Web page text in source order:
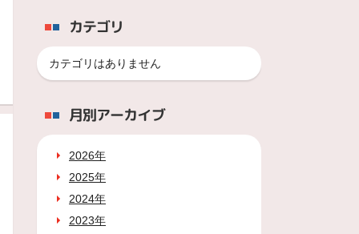
カテゴリ
カテゴリはありません
月別アーカイブ
2026年
2025年
2024年
2023年